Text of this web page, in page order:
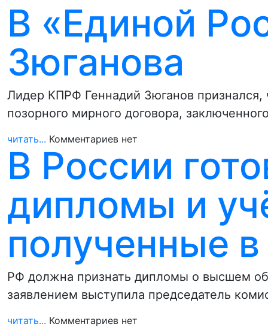
В «Единой
Зюганова
Лидер КПРФ Геннадий Зюганов признался,
позорного мирного договора,
читать... Комментариев нет
В России
дипломы и
полученные
РФ должна признать дипломы о высшем
заявлением выступила председатель
читать... Комментариев нет